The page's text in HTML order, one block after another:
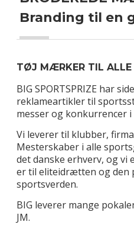
Branding til en
TØJ MÆRKER TIL ALLE
BIG SPORTSPRIZE har
reklameartikler til
messer og konkurrencer i
Vi leverer til klubber,
Mesterskaber i alle
det danske erhverv, og vi
er til eliteidrætten og den
sportsverden.
BIG leverer mange
JM.